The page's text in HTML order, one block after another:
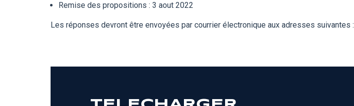
Remise des propositions : 3 aout 2022
Les réponses devront être envoyées par courrier électronique aux adresses suivantes :